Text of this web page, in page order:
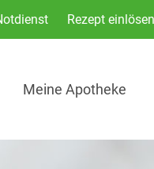
Rezept einlösen
Meine Apotheke